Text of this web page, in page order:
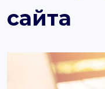
Контакты
support@it-
сайта